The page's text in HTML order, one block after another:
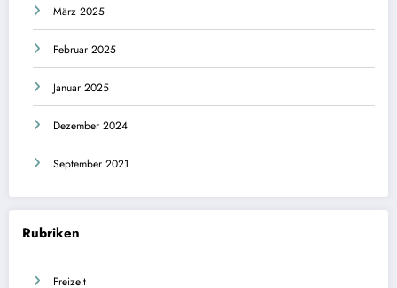
März 2025
Februar 2025
Januar 2025
Dezember 2024
September 2021
Rubriken
Freizeit